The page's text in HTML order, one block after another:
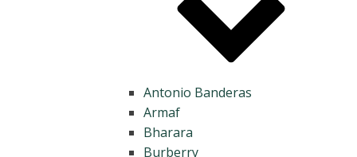
Antonio Banderas
Armaf
Bharara
Burberry